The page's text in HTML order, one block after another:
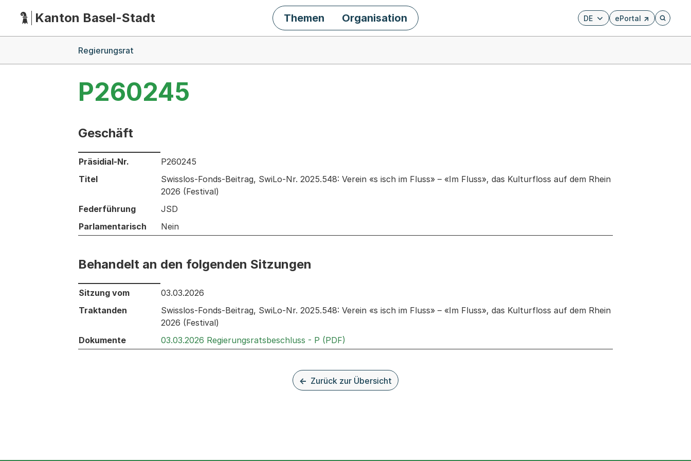
HauptnavigationKanton Basel-Stadt DE ePortal
Externer Link, wird in
Öffnet
Themen Organisation
Regierungsrat
P260245
Geschäft
Informationen zum Ausgewählten Geschäft
Präsidial-Nr.
P260245
Titel
Swisslos-Fonds-Beitrag, SwiLo-Nr. 2025.548: Verein «s isch im Fluss» – «Im Fluss», das Kulturfloss auf dem Rhein
2026 (Festival)
Federführung
JSD
Parlamentarisch
Nein
Behandelt an den folgenden Sitzungen
Behandelt an den folgenden Sitzungen: Informationen zu den Sitzungen zum Geschäft
Sitzung vom
03.03.2026
Traktanden
Swisslos-Fonds-Beitrag, SwiLo-Nr. 2025.548: Verein «s isch im Fluss» – «Im Fluss», das Kulturfloss auf dem Rhein
2026 (Festival)
Dokumente
03.03.2026 Regierungsratsbeschluss - P (PDF)
Zurück zur Übersicht